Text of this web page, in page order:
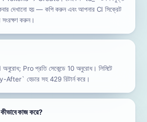
দেখানো হয় — কপি করুন এবং আপনার CI সিক্রেট
সংরক্ষণ করুন।
অনুরোধ; Pro প্রতি সেকেন্ডে 10 অনুরোধ। লিমিটে
হেডার সহ 429 রিটার্ন করে।
কাজ করে?